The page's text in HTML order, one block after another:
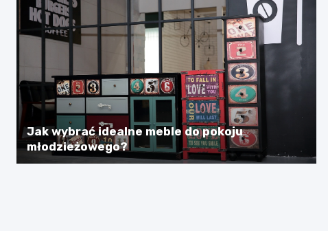
Jak wybrać idealne meble do pokoju
młodzieżowego?